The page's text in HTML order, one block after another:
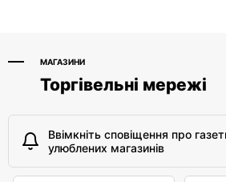
МАГАЗИНИ
Торгівельні мережі
Ввімкніть сповіщення про
улюблених магазинів